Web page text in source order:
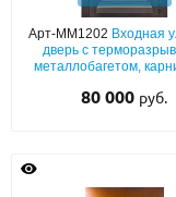
Арт-ММ1202 Входная
дверь с
металлобагетом,
порошковое
80 000 руб.